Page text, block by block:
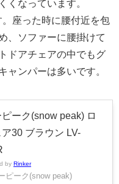
くなっています。
座った時に腰付近を包
、ソファーに腰掛けて
ドアチェアの中でもグ
ャンパーは多いです。
ピーク(snow peak) ロ
30 ブラウン LV-
by Rinker
ピーク(snow peak)